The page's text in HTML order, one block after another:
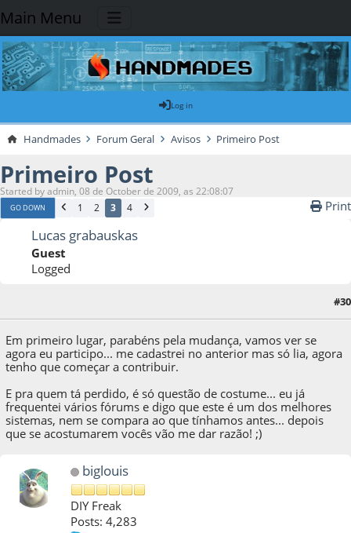
Main Menu
Log in
Handmades Forum Geral Avisos Primeiro Post
Primeiro Post
Started by admin, 08 de October de 2009, as 22:08:07
GO DOWN 1 2 3 4 Print
Lucas grabauskas
Guest
Logged
#30
Em primeiro lugar, parabéns pela mudança, vamos ver se
agora eu participo... me cadastrei no anterior mas só lia, agora
tenho que começar a contribuir.
E pra quem tá perdido, é só questão de costume... eu já
frequentei vários fórums e digo que este é um dos melhores
sistemas, nem se compara ao que tínhamos antes... depois
que se acostumarem vocês vão me dar razão! ;)
biglouis
DIY Freak
Posts: 4,283